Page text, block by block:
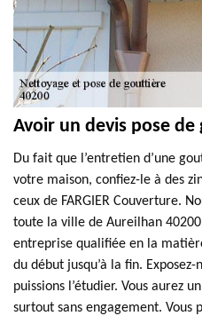
Avoir un devis pose
Du fait que l’entretien d’une
votre maison, confiez-le à des
ceux de FARGIER Couverture.
toute la ville de Aureilhan
entreprise qualifiée en la
du début jusqu’à la fin.
puissions l’étudier. Vous aurez
surtout sans engagement. Vous